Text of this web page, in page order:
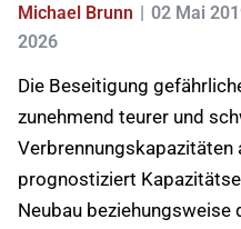
Michael Brunn 02 Mai
2026
Die Beseitigung
zunehmend teurer und
Verbrennungskapazitäten
prognostiziert
Neubau